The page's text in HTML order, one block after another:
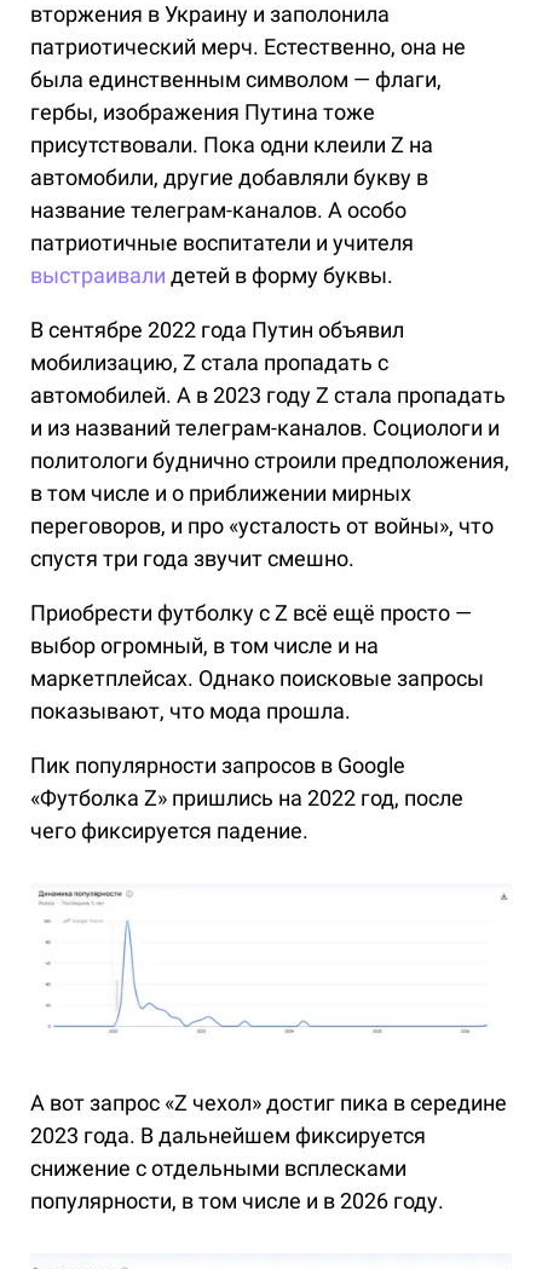
вторжения в Украину и заполонила
патриотический мерч. Естественно, она не
была единственным символом — флаги,
гербы, изображения Путина тоже
присутствовали. Пока одни клеили Z на
автомобили, другие добавляли букву в
название телеграм-каналов. А особо
патриотичные воспитатели и учителя
выстраивали детей в форму буквы.
В сентябре 2022 года Путин объявил
мобилизацию, Z стала пропадать с
автомобилей. А в 2023 году Z стала пропадать
и из названий телеграм-каналов. Социологи и
политологи буднично строили предположения,
в том числе и о приближении мирных
переговоров, и про «усталость от войны», что
спустя три года звучит смешно.
Приобрести футболку с Z всё ещё просто —
выбор огромный, в том числе и на
маркетплейсах. Однако поисковые запросы
показывают, что мода прошла.
Пик популярности запросов в Google
«Футболка Z» пришлись на 2022 год, после
чего фиксируется падение.
А вот запрос «Z чехол» достиг пика в середине
2023 года. В дальнейшем фиксируется
снижение с отдельными всплесками
популярности, в том числе и в 2026 году.